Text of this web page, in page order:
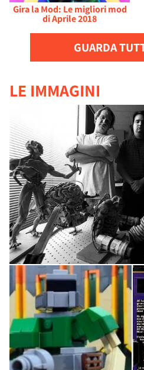
Gira la Mod: Le migliori mod
di Aprile 2018
GUARDA
LE IMMAGINI